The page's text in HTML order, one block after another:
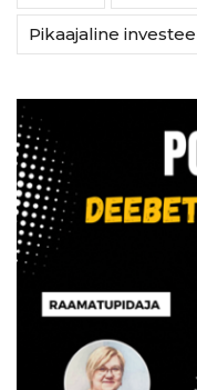
Pikaajaline